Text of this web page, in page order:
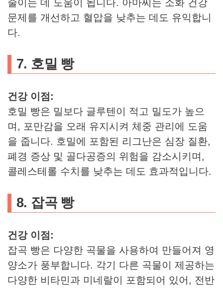
줄이는 데 도움이 됩니다. 아마씨는 소화 건강
문제를 개선하고 혈압을 낮추는 데도 유익합니
다.
7. 호밀 빵
건강 이점:
호밀 빵은 밀보다 글루텐이 적고 밀도가 높으
며, 포만감을 오래 유지시켜 체중 관리에 도움
을 줍니다. 호밀에 포함된 리그난은 심장 질환,
폐경 증상 및 골다공증의 위험을 감소시키며,
콜레스테롤 수치를 낮추는 데도 효과적입니다.
8. 잡곡 빵
건강 이점:
잡곡 빵은 다양한 곡물을 사용하여 만들어져 영
양소가 풍부합니다. 각기 다른 곡물이 제공하는
다양한 비타민과 미네랄이 포함되어 있어, 전반